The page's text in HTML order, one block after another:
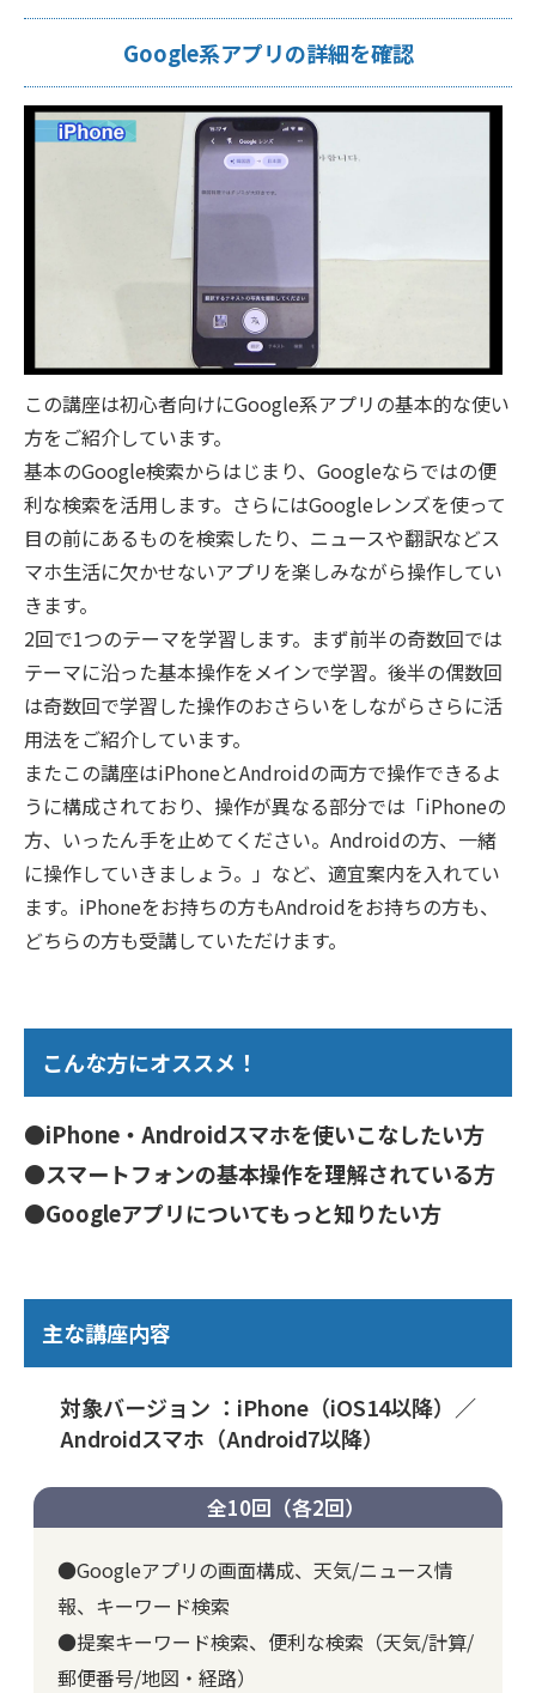
Google系アプリの詳細を確認
この講座は初心者向けにGoogle系アプリの基本的な使い
方をご紹介しています。
基本のGoogle検索からはじまり、Googleならではの便
利な検索を活用します。さらにはGoogleレンズを使って
目の前にあるものを検索したり、ニュースや翻訳などス
マホ生活に欠かせないアプリを楽しみながら操作してい
きます。
2回で1つのテーマを学習します。まず前半の奇数回では
テーマに沿った基本操作をメインで学習。後半の偶数回
は奇数回で学習した操作のおさらいをしながらさらに活
用法をご紹介しています。
またこの講座はiPhoneとAndroidの両方で操作できるよ
うに構成されており、操作が異なる部分では「iPhoneの
方、いったん手を止めてください。Androidの方、一緒
に操作していきましょう。」など、適宜案内を入れてい
ます。iPhoneをお持ちの方もAndroidをお持ちの方も、
どちらの方も受講していただけます。
こんな方にオススメ！
●iPhone・Androidスマホを使いこなしたい方
●スマートフォンの基本操作を理解されている方
●Googleアプリについてもっと知りたい方
主な講座内容
対象バージョン ：iPhone（iOS14以降）／
Androidスマホ（Android7以降）
全10回（各2回）
●Googleアプリの画面構成、天気/ニュース情
報、キーワード検索
●提案キーワード検索、便利な検索（天気/計算/
郵便番号/地図・経路）